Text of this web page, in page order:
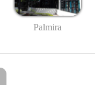
Palmira